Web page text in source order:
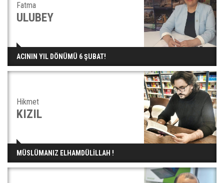
Fatma
ULUBEY
ACININ YIL DÖNÜMÜ 6 ŞUBAT!
Hikmet
KIZIL
MÜSLÜMANIZ ELHAMDÜLİLLAH !